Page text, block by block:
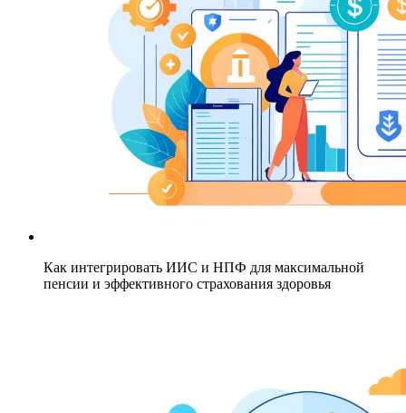
Как интегрировать ИИС и НПФ для максимальной
пенсии и эффективного страхования здоровья